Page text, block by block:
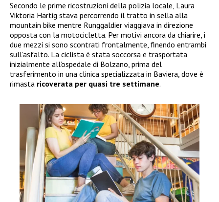
Secondo le prime ricostruzioni della polizia locale, Laura
Viktoria Härtig stava percorrendo il tratto in sella alla
mountain bike mentre Runggaldier viaggiava in direzione
opposta con la motocicletta. Per motivi ancora da chiarire, i
due mezzi si sono scontrati frontalmente, finendo entrambi
sull’asfalto. La ciclista è stata soccorsa e trasportata
inizialmente all’ospedale di Bolzano, prima del
trasferimento in una clinica specializzata in Baviera, dove è
rimasta ricoverata per quasi tre settimane.